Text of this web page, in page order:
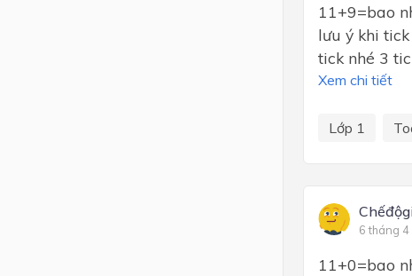
11+9=bao
lưu ý khi
tick nhé 3
Xem chi tiết
Lớp 1
6 tháng 4
11+0=bao